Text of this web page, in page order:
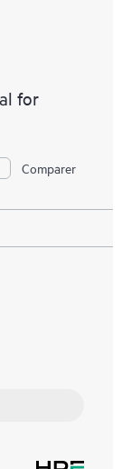
for
Comparer